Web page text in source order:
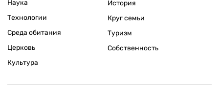
Наука
Технологии
Среда обитания
Церковь
Культура
История
Круг семьи
Туризм
Собственность